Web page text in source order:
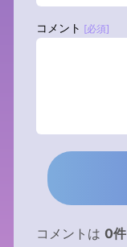
コメント [必須]
コメントは 0件